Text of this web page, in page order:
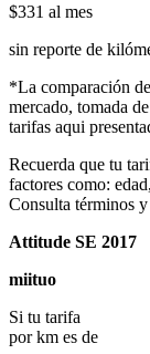
$331 al mes
sin reporte de
*La comparación
mercado, tomada
tarifas aqui
Recuerda que tu
factores como:
Consulta términos
Attitude SE 2017
miituo
Si tu tarifa
por km es de